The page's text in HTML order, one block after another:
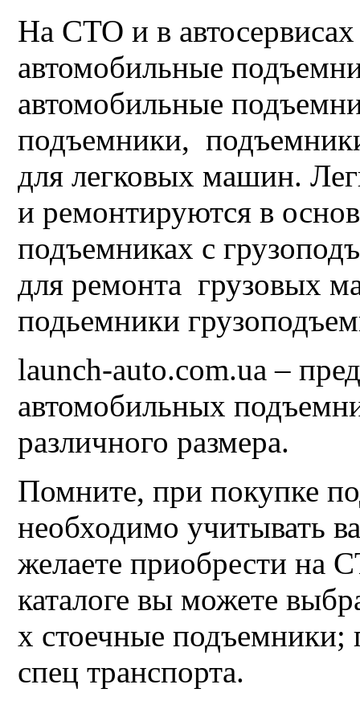
На СТО и в
автомобильные
автомобильные
подъемники,
для легковых машин.
и ремонтируются в
подъемниках с
для ремонта грузовых
подьемники
launch-auto.com.ua –
автомобильных
различного размера.
Помните, при покупке
необходимо учитывать
желаете приобрести
каталоге вы можете
х стоечные подъемники;
спец транспорта.